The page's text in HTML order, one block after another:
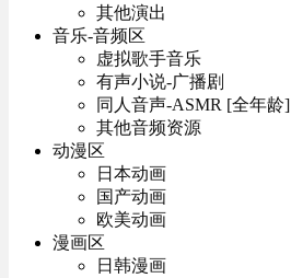
其他演出
音乐-音频区
虚拟歌手音乐
有声小说-广播剧
同人音声-ASMR [全年龄]
其他音频资源
动漫区
日本动画
国产动画
欧美动画
漫画区
日韩漫画